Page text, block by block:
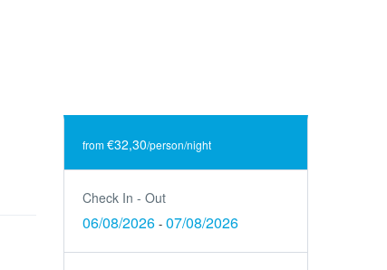
from€32,30/person/night
Check In - Out
06/08/2026 - 07/08/2026